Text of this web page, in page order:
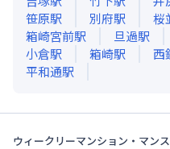
笹原駅 別府駅 桜
箱崎宮前駅 旦過駅
小倉駅 箱崎駅 西
平和通駅
ウィークリーマンション・マン